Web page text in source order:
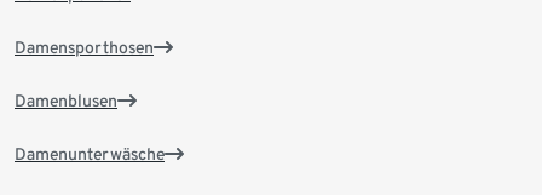
Damensporthosen
Damenblusen
Damenunterwäsche